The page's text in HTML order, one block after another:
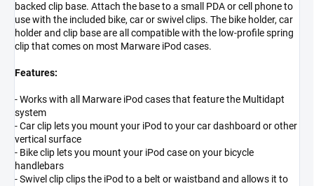
backed clip base. Attach the base to a small PDA or cell phone to
use with the included bike, car or swivel clips. The bike holder, car
holder and clip base are all compatible with the low-profile spring
clip that comes on most Marware iPod cases.
Features:
- Works with all Marware iPod cases that feature the Multidapt
system
- Car clip lets you mount your iPod to your car dashboard or other
vertical surface
- Bike clip lets you mount your iPod case on your bicycle
handlebars
- Swivel clip clips the iPod to a belt or waistband and allows it to